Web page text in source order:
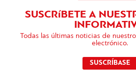
SUSCRíBETE A
Todas las últimas noticias de
electrónico.
SUSCRÍBASE